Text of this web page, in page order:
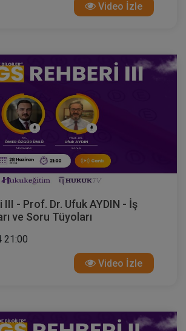
Video İzle
III - Prof. Dr. Ufuk AYDIN - İş
ve Soru Tüyoları
21:00
Video İzle